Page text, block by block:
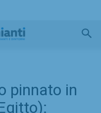
pinnato in